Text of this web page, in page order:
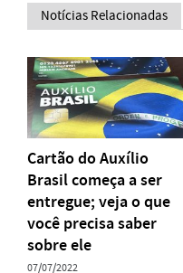
Notícias Relacionadas
Cartão do Auxílio
Brasil começa a ser
entregue; veja o que
você precisa saber
sobre ele
07/07/2022